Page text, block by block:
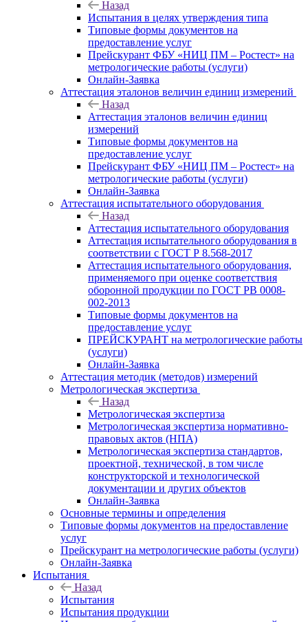
Назад
Испытания в целях утверждения типа
Типовые формы документов на
предоставление услуг
Прейскурант ФБУ «НИЦ ПМ – Ростест» на
метрологические работы (услуги)
Онлайн-Заявка
Аттестация эталонов величин единиц измерений
Назад
Аттестация эталонов величин единиц
измерений
Типовые формы документов на
предоставление услуг
Прейскурант ФБУ «НИЦ ПМ – Ростест» на
метрологические работы (услуги)
Онлайн-Заявка
Аттестация испытательного оборудования
Назад
Аттестация испытательного оборудования
Аттестация испытательного оборудования в
соответствии с ГОСТ Р 8.568-2017
Аттестация испытательного оборудования,
применяемого при оценке соответствия
оборонной продукции по ГОСТ РВ 0008-
002-2013
Типовые формы документов на
предоставление услуг
ПРЕЙСКУРАНТ на метрологические работы
(услуги)
Онлайн-Заявка
Аттестация методик (методов) измерений
Метрологическая экспертиза
Назад
Метрологическая экспертиза
Метрологическая экспертиза нормативно-
правовых актов (НПА)
Метрологическая экспертиза стандартов,
проектной, технической, в том числе
конструкторской и технологической
документации и других объектов
Онлайн-Заявка
Основные термины и определения
Типовые формы документов на предоставление
услуг
Прейскурант на метрологические работы (услуги)
Онлайн-Заявка
Испытания
Назад
Испытания
Испытания продукции